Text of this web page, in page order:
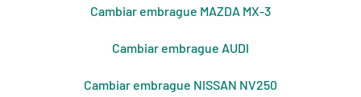
Cambiar embrague MAZDA MX-3
Cambiar embrague AUDI
Cambiar embrague NISSAN NV250